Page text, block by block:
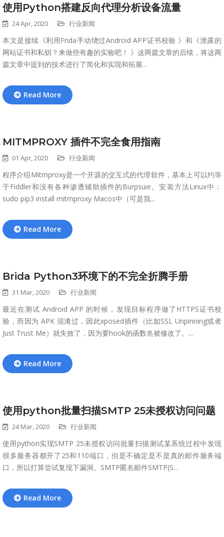
使用Python搭建反向代理分析设备流量
24 Apr, 2020 行业新闻
本文是接续《利用Frida手动绕过Android APP证书校验 》和《泄露的
网站证书和私钥？来做些有趣的实验吧！ 》这两篇文章的后续，将这两
篇文章中提到的技术进行了简化和实现和拓展...
Read More
MITMPROXY 插件不完全食用指南
01 Apr, 2020 行业新闻
程序介绍Mitmproxy是一个开源的交互式的代理软件，基本上可以约等
于Fiddler和没有各种渗透辅助插件的Burpsuie。安装方法Linux中：
sudo pip3 install mitmproxy Macos中（可是我...
Read More
Brida Python3环境下的不完全折腾手册
31 Mar, 2020 行业新闻
最近在测试 Android APP 的时候，发现目标程序做了HTTPS证书校
验，而因为 APK 混淆过，因此xposed插件（比如SSL Unpinning或者
Just Trust Me）就失效了，因为要hook的函数名被修改了。...
Read More
使用python批量扫描SMTP 25未授权访问问题
24 Mar, 2020 行业新闻
使用python实现SMTP 25未授权访问批量扫描测试某系统过程中发现
很多服务器都开了25和110端口，但是不确定是不是真的邮件服务端
口，所以打算尝试复现下漏洞。SMTP匿名邮件SMTP(S...
Read More